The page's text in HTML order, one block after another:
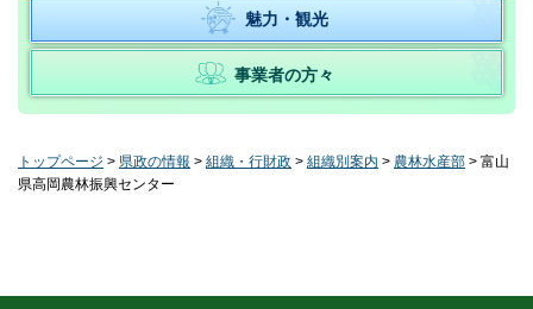
魅力・観光
事業者の方々
トップページ > 県政の情報 > 組織・行財政 > 組織別案内 > 農林水産部 > 富山
県高岡農林振興センター